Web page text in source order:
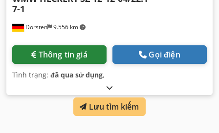
Dorsten 9.556 km
7-1
Thông tin giá Gọi điện
Tình trạng: đã qua sử dụng,
Lưu tìm kiếm